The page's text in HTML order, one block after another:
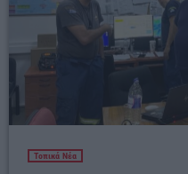
Τοπικά Νέα